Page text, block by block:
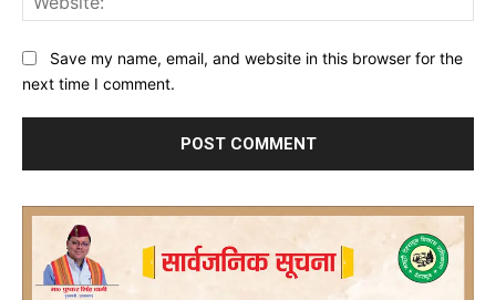
Save my name, email, and website in this browser for the
next time I comment.